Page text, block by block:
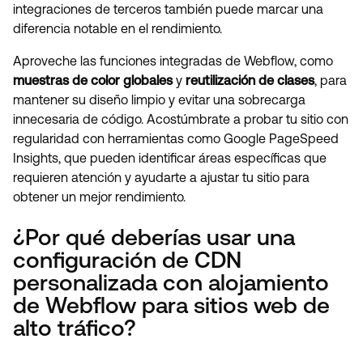
integraciones de terceros también puede marcar una
diferencia notable en el rendimiento.
Aproveche las funciones integradas de Webflow, como
muestras de color globalesy reutilización de clases, para
mantener su diseño limpio y evitar una sobrecarga
innecesaria de código. Acostúmbrate a probar tu sitio con
regularidad con herramientas como Google PageSpeed
Insights, que pueden identificar áreas específicas que
requieren atención y ayudarte a ajustar tu sitio para
obtener un mejor rendimiento.
¿Por qué deberías usar una
configuración de CDN
personalizada con alojamiento
de Webflow para sitios web de
alto tráfico?